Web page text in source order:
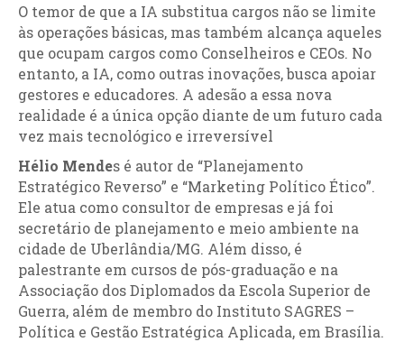
O temor de que a IA substitua cargos não se limite
às operações básicas, mas também alcança aqueles
que ocupam cargos como Conselheiros e CEOs. No
entanto, a IA, como outras inovações, busca apoiar
gestores e educadores. A adesão a essa nova
realidade é a única opção diante de um futuro cada
vez mais tecnológico e irreversível
Hélio Mendes é autor de “Planejamento
Estratégico Reverso” e “Marketing Político Ético”.
Ele atua como consultor de empresas e já foi
secretário de planejamento e meio ambiente na
cidade de Uberlândia/MG. Além disso, é
palestrante em cursos de pós-graduação e na
Associação dos Diplomados da Escola Superior de
Guerra, além de membro do Instituto SAGRES –
Política e Gestão Estratégica Aplicada, em Brasília.